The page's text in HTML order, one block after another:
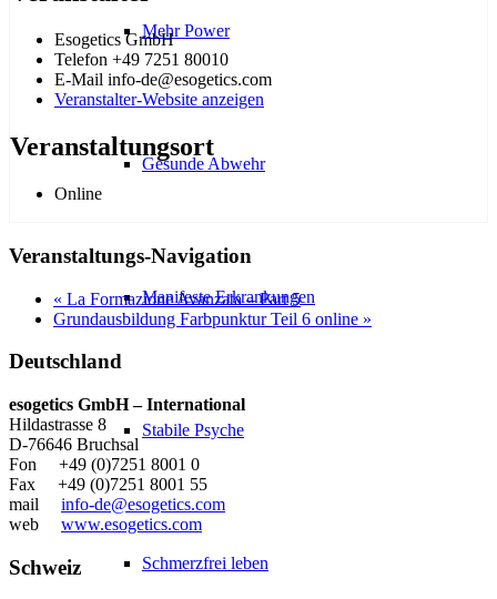
Mehr Power
Gesunde Abwehr
Manifeste Erkrankungen
Stabile Psyche
Schmerzfrei leben
Esogetics GmbH
Telefon +49 7251 80010
E-Mail info-de@esogetics.com
Veranstalter-Website anzeigen
Veranstaltungsort
Online
Veranstaltungs-Navigation
« La Formazione Avanzata – Part 5
Grundausbildung Farbpunktur Teil 6 online »
Deutschland
esogetics GmbH – International
Hildastrasse 8
D-76646 Bruchsal
Fon +49 (0)7251 8001 0
Fax +49 (0)7251 8001 55
mail info-de@esogetics.com
web www.esogetics.com
Schweiz